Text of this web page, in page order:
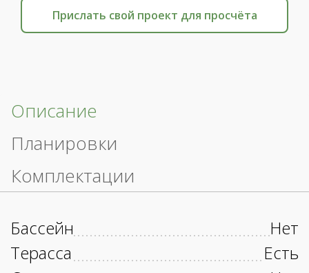
Прислать свой проект для просчёта
Описание
Планировки
Комплектации
Бассейн
Нет
Терасса
Есть